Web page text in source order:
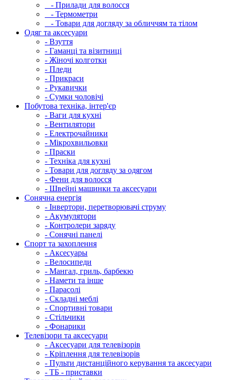
- Прилади для волосся
- Термометри
- Товари для догляду за обличчям та тілом
Одяг та аксесуари
- Взуття
- Гаманці та візитниці
- Жіночі колготки
- Пледи
- Прикраси
- Рукавички
- Сумки чоловічі
Побутова техніка, інтер'єр
- Ваги для кухні
- Вентилятори
- Електрочайники
- Мікрохвильовки
- Праски
- Техніка для кухні
- Товари для догляду за одягом
- Фени для волосся
- Швейні машинки та аксесуари
Сонячна енергія
- Інвертори, перетворювачі струму
- Акумулятори
- Контролери заряду
- Сонячні панелі
Спорт та захоплення
- Аксесуары
- Велосипеди
- Мангал, гриль, барбекю
- Намети та інше
- Парасолі
- Складні меблі
- Спортивні товари
- Стільчики
- Фонарики
Телевізори та аксесуари
- Аксесуари для телевізорів
- Кріплення для телевізорів
- Пульти дистанційного керування та аксесуари
- ТБ - приставки